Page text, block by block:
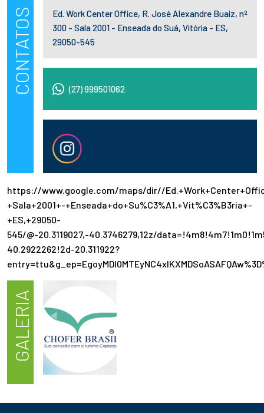
CONTATOS
Ed. Work Center Office, R. José Alexandre Buaiz, nº
300 - Sala 2001 - Enseada do Suá, Vitória - ES,
29050-545
(27) 999501062
https://www.google.com/maps/dir//
+Sala+2001+-+Enseada+do+Su%C3%A1,+Vit%C3%B3ria+-
+ES,+29050-
545/@-20.3119027,-40.3746279,12z/
40.2922262!2d-20.311922?
GALERIA